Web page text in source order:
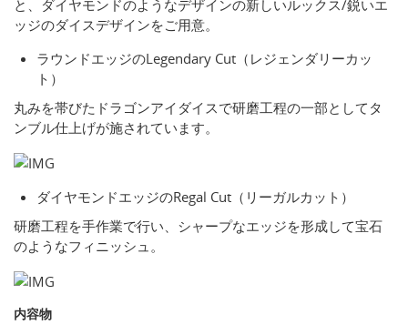
と、ダイヤモンドのようなデザインの新しいルックス/鋭いエ
ッジのダイスデザインをご用意。
ラウンドエッジのLegendary Cut（レジェンダリーカッ
ト）
丸みを帯びたドラゴンアイダイスで研磨工程の一部としてタ
ンブル仕上げが施されています。
ダイヤモンドエッジのRegal Cut（リーガルカット）
研磨工程を手作業で行い、シャープなエッジを形成して宝石
のようなフィニッシュ。
内容物